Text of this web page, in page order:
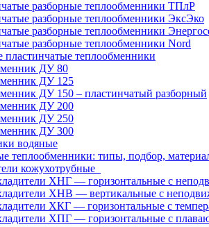
разборные теплообменники ТПлР
разборные теплообменники ЭксЭко
разборные теплообменники
разборные теплообменники Nord
пластинчатые теплообменники
ДУ 80
ДУ 125
ДУ 150 – пластинчатый разборный
ДУ 200
ДУ 250
ДУ 300
водяные
теплообменники: типы, подбор,
кожухотрубные
ХНГ — горизонтальные с
ХНВ — вертикальные с
ХКГ — горизонтальные с
ХПГ — горизонтальные с